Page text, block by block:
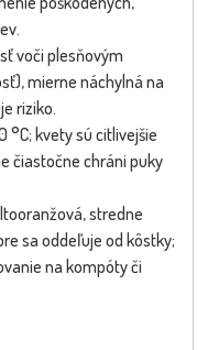
voči plesňovým
mierne náchylná na
riziko.
°C; kvety sú citlivejšie
čiastočne chráni puky
stredne
sa oddeľuje od kôstky;
na kompóty či